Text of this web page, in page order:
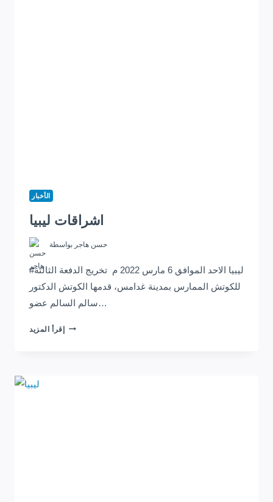
الأخبار
اشراقات ليبيا
بواسطة حسن هاجر
#ليبيا الاحد الموافق 6 مارس 2022 م تخريج الدفعة الثالثة
للكوتش الممارس بمدينة غدامس، قدمها الكوتش الدكتور
سالم السالم عضو…
إقرأ المزيداشراقات